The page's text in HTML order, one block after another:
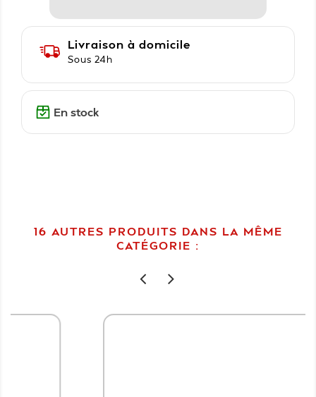
Livraison à domicile
Sous 24h
En stock
16 AUTRES PRODUITS DANS LA MÊME
CATÉGORIE :